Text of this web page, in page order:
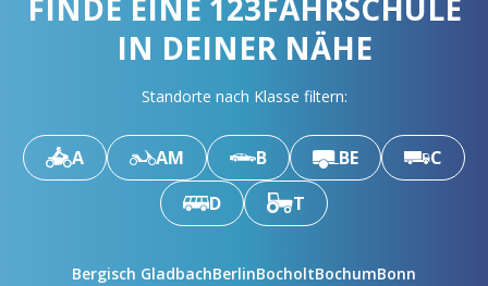
FINDE EINE 123FAHRSCHULE
IN DEINER NÄHE
Standorte nach Klasse filtern:
A AM B BE
C
D
T
Bergisch GladbachBerlinBocholtBochumBonn